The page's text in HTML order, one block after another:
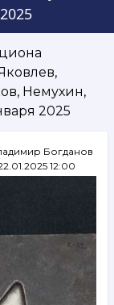
Немухин,
2025
Богданов
12:00